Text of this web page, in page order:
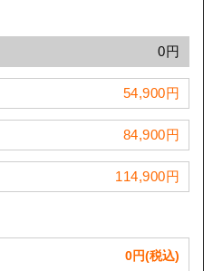
0円
54,900円
84,900円
114,900円
0円(税込)